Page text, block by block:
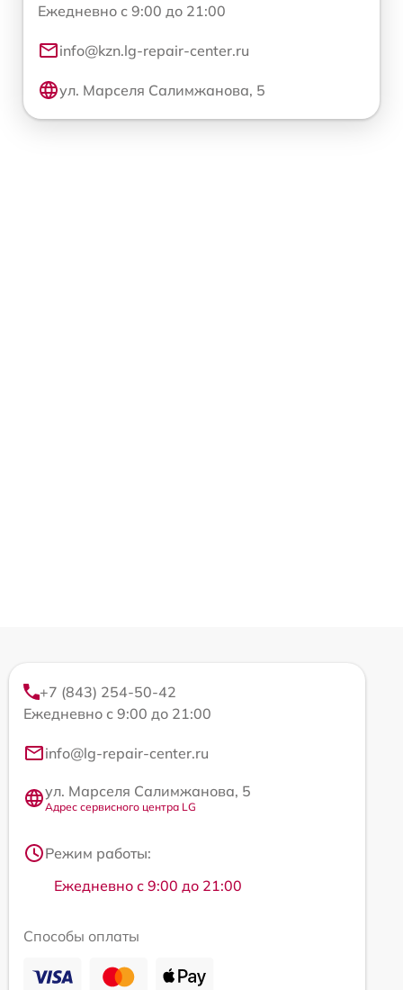
Ежедневно с 9:00 до 21:00
info@kzn.lg-repair-center.ru
ул. Марселя Салимжанова, 5
+7 (843) 254-50-42
Ежедневно с 9:00 до 21:00
info@lg-repair-center.ru
ул. Марселя Салимжанова, 5
Адрес сервисного центра LG
Режим работы:
Ежедневно с 9:00 до 21:00
Способы оплаты